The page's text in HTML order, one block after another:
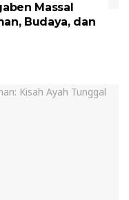
Massal
Budaya, dan